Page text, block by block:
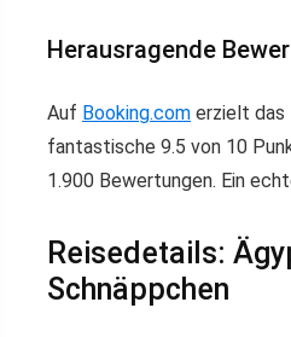
Herausragende
Auf Booking.com erzielt das
fantastische 9.5 von 10
1.900 Bewertungen. Ein
Reisedetails:
Schnäppchen